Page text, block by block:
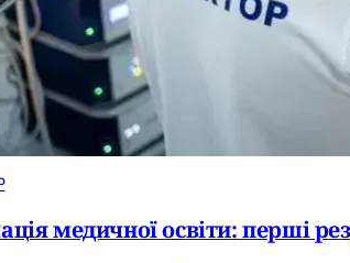
медичної освіти: перші